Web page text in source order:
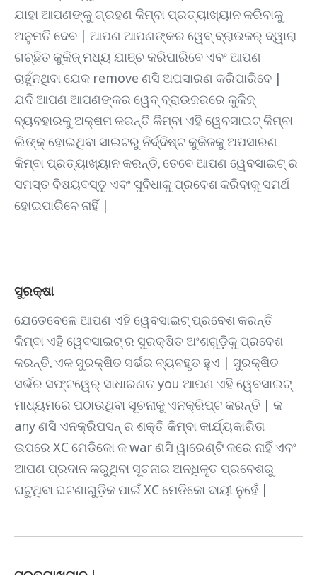
ଯାହା ଆପଣଙ୍କୁ ଗ୍ରହଣ କିମ୍ବା ପ୍ରତ୍ୟାଖ୍ୟାନ କରିବାକୁ
ଅନୁମତି ଦେବ | ଆପଣ ଆପଣଙ୍କର ୱେବ୍ ବ୍ରାଉଜର୍ ଦ୍ୱାରା
ଗଚ୍ଛିତ କୁକିଜ୍ ମଧ୍ୟ ଯାଞ୍ଚ କରିପାରିବେ ଏବଂ ଆପଣ
ଚାହୁଁନଥିବା ଯେକ remove ଣସି ଅପସାରଣ କରିପାରିବେ |
ଯଦି ଆପଣ ଆପଣଙ୍କର ୱେବ୍ ବ୍ରାଉଜରରେ କୁକିଜ୍
ବ୍ୟବହାରକୁ ଅକ୍ଷମ କରନ୍ତି କିମ୍ବା ଏହି ୱେବସାଇଟ୍ କିମ୍ବା
ଲିଙ୍କ୍ ହୋଇଥିବା ସାଇଟରୁ ନିର୍ଦ୍ଦିଷ୍ଟ କୁକିଜକୁ ଅପସାରଣ
କିମ୍ବା ପ୍ରତ୍ୟାଖ୍ୟାନ କରନ୍ତି, ତେବେ ଆପଣ ୱେବସାଇଟ୍ ର
ସମସ୍ତ ବିଷୟବସ୍ତୁ ଏବଂ ସୁବିଧାକୁ ପ୍ରବେଶ କରିବାକୁ ସମର୍ଥ
ହୋଇପାରିବେ ନାହିଁ |
ସୁରକ୍ଷା
ଯେତେବେଳେ ଆପଣ ଏହି ୱେବସାଇଟ୍ ପ୍ରବେଶ କରନ୍ତି
କିମ୍ବା ଏହି ୱେବସାଇଟ୍ ର ସୁରକ୍ଷିତ ଅଂଶଗୁଡ଼ିକୁ ପ୍ରବେଶ
କରନ୍ତି, ଏକ ସୁରକ୍ଷିତ ସର୍ଭର ବ୍ୟବହୃତ ହୁଏ | ସୁରକ୍ଷିତ
ସର୍ଭର ସଫ୍ଟୱେର୍ ସାଧାରଣତ you ଆପଣ ଏହି ୱେବସାଇଟ୍
ମାଧ୍ୟମରେ ପଠାଉଥିବା ସୂଚନାକୁ ଏନକ୍ରିପ୍ଟ କରନ୍ତି | କ
any ଣସି ଏନକ୍ରିପସନ୍ ର ଶକ୍ତି କିମ୍ବା କାର୍ଯ୍ୟକାରିତା
ଉପରେ XC ମେଡିକୋ କ war ଣସି ୱାରେଣ୍ଟି କରେ ନାହିଁ ଏବଂ
ଆପଣ ପ୍ରଦାନ କରୁଥିବା ସୂଚନାର ଅନଧିକୃତ ପ୍ରବେଶରୁ
ଘଟୁଥିବା ଘଟଣାଗୁଡ଼ିକ ପାଇଁ XC ମେଡିକୋ ଦାୟୀ ନୁହେଁ |